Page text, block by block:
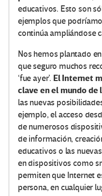
educativos. Esto son
ejemplos que
continúa ampliándose
Nos hemos plantado
que seguro muchos
‘fue ayer’. El Internet
clave en el mundo de
las nuevas
ejemplo, el acceso
de numerosos
de información,
educativos o las
en dispositivos como
permiten que Internet
persona, en cualquier